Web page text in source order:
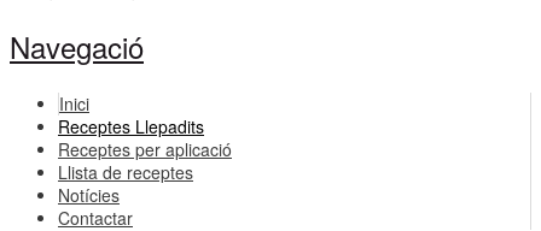
Navegació
Inici
Receptes Llepadits
Receptes per aplicació
Llista de receptes
Notícies
Contactar